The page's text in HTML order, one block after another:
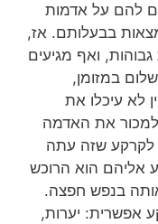
להם על אדמות
בבעלותם. אז,
ואף מגיעים
במזומן,
לא עיכלו את
את האדמה
לקרקע שזה עתה
אליהם הוא הרוכש
אותה בנפש חפצה.
אפשרית: יערות,